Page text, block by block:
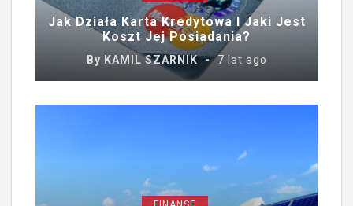
Jak Działa Karta Kredytowa I Jaki Jest
Koszt Jej Posiadania?
By KAMIL SZARNIK 7 lat ago